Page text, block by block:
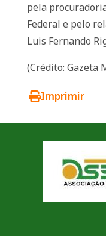
pela
Federal e pelo
Luis Fernando
(Crédito: Gazeta
Imprimir